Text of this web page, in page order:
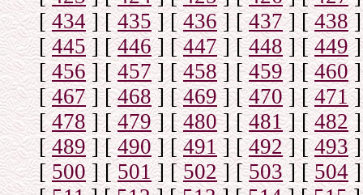
[434] [435] [ 436] [437] [438]
[445] [446] [447] [448] [449]
[456] [457] [458] [459] [460]
[467] [468] [469] [470] [471]
[478] [479] [480] [481] [482]
[489] [490] [491] [492] [493]
[500] [501] [502] [503] [504]